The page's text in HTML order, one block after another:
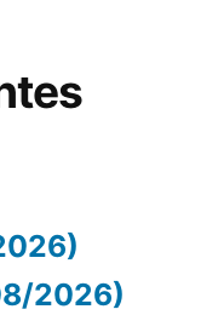
2026)